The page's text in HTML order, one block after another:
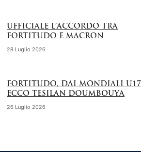
UFFICIALE L’ACCORDO TRA
FORTITUDO E MACRON
28 Luglio 2026
FORTITUDO, DAI MONDIALI U17
ECCO TESILAN DOUMBOUYA
26 Luglio 2026